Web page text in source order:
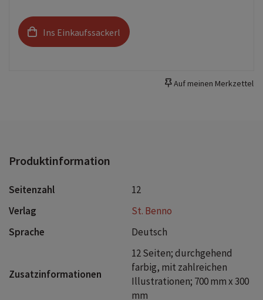
Ins Einkaufssackerl
Auf meinen Merkzettel
Produktinformation
Seitenzahl
12
Verlag
St. Benno
Sprache
Deutsch
Zusatzinformationen
12 Seiten; durchgehend
farbig, mit zahlreichen
Illustrationen; 700 mm x 300
mm